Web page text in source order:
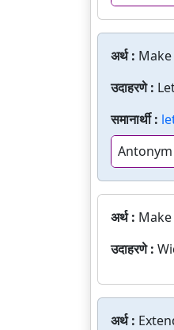
अर्थ :
उदाहरणे :
समानार्थी :
अर्थ :
उदाहरणे :
अर्थ :